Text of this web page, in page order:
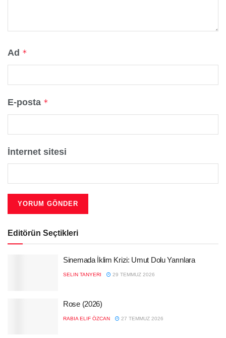
Ad *
E-posta *
İnternet sitesi
Editörün Seçtikleri
Sinemada İklim Krizi: Umut Dolu Yarınlara
SELIN TANYERI 29 TEMMUZ 2026
Rose (2026)
RABIA ELIF ÖZCAN 27 TEMMUZ 2026